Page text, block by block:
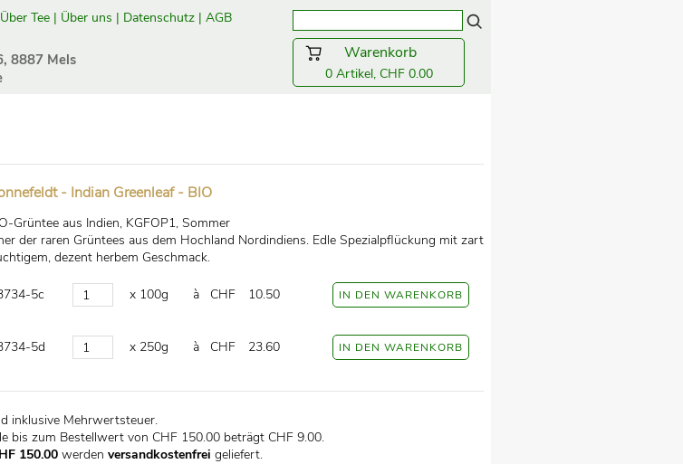
Über Tee | Über uns | Datenschutz | AGB
8887 Mels
Warenkorb
0 Artikel, CHF 0.00
- Indian Greenleaf - BIO
Grüntee aus Indien, KGFOP1, Sommer
der raren Grüntees aus dem Hochland Nordindiens. Edle Spezialpflückung mit zart
dezent herbem Geschmack.
5c x 100g à CHF 10.50
5d x 250g à CHF 23.60
inklusive Mehrwertsteuer.
bis zum Bestellwert von CHF 150.00 beträgt CHF 9.00.
150.00 werden versandkostenfrei geliefert.